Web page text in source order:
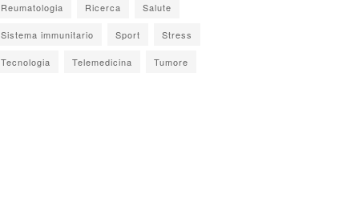
Reumatologia Ricerca Salute
Sistema immunitario Sport Stress
Tecnologia Telemedicina Tumore